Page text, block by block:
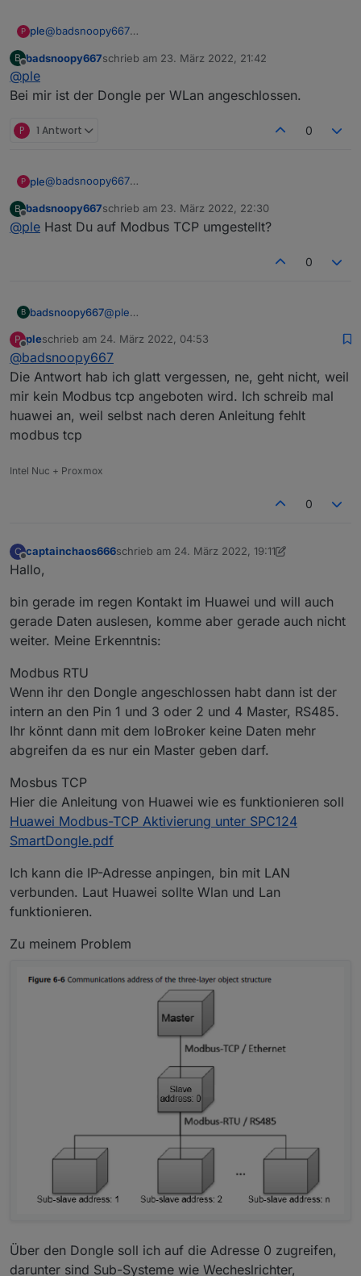
P ple@badsnoopy667
https://forum.huawei.com/enterprise/en/modbus-tcp-
scheint so, als ob der dongle kein Modbus aktuell so kann.
ich spiele mal auf die 126 zurück.
War der Dongle per Wlan oder Kabel angeschlossen? Hatte
aber gerade nicht wieder.
B
Offline
badsnoopy667schrieb am 23. März 2022, 21:42
zuletzt editiert von
@ple
Bei mir ist der Dongle per WLan angeschlossen.
P 1 Antwort 0
P ple@badsnoopy667
https://forum.huawei.com/enterprise/en/modbus-tcp-
guide/thread/789585-100027?page=3#comments-area
War der Dongle per Wlan oder Kabel angeschlossen? Hatte
mal was gelesen, das Modbus nur per Wlan geht, finds
B
Offline
badsnoopy667schrieb am 23. März 2022, 22:30
zuletzt editiert von
@ple Hast Du auf Modbus TCP umgestellt?
0
B badsnoopy667@ple
angeschlossen.
P
Offline
pleschrieb am 24. März 2022, 04:53
zuletzt editiert von
@badsnoopy667
Die Antwort hab ich glatt vergessen, ne, geht nicht, weil
mir kein Modbus tcp angeboten wird. Ich schreib mal
huawei an, weil selbst nach deren Anleitung fehlt
modbus tcp
Intel Nuc + Proxmox
0
C
Offline
captainchaos666schrieb am 24. März 2022, 19:11
zuletzt editiert von captainchaos666
Hallo,
bin gerade im regen Kontakt im Huawei und will auch
gerade Daten auslesen, komme aber gerade auch nicht
weiter. Meine Erkenntnis:
Modbus RTU
Wenn ihr den Dongle angeschlossen habt dann ist der
intern an den Pin 1 und 3 oder 2 und 4 Master, RS485.
Ihr könnt dann mit dem IoBroker keine Daten mehr
abgreifen da es nur ein Master geben darf.
Mosbus TCP
Hier die Anleitung von Huawei wie es funktionieren soll
Huawei Modbus-TCP Aktivierung unter SPC124
SmartDongle.pdf
Ich kann die IP-Adresse anpingen, bin mit LAN
verbunden. Laut Huawei sollte Wlan und Lan
funktionieren.
Zu meinem Problem
Über den Dongle soll ich auf die Adresse 0 zugreifen,
darunter sind Sub-Systeme wie Wecheslrichter,